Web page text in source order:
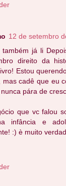
12 de setembro
também já li
direito da
Estou
mas cadê que eu
pára de
que vc falou
infância e
:) è muito